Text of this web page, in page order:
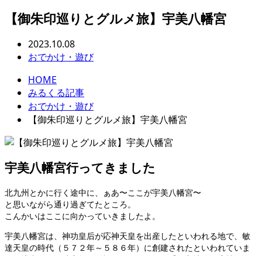
【御朱印巡りとグルメ旅】宇美八幡宮
2023.10.08
おでかけ・遊び
HOME
みるくる記事
おでかけ・遊び
【御朱印巡りとグルメ旅】宇美八幡宮
宇美八幡宮行ってきました
北九州とかに行く途中に、ぁあ〜ここが宇美八幡宮〜
と思いながら通り過ぎてたところ。
こんかいはここに向かっていきましたよ。
宇美八幡宮は、神功皇后が応神天皇を出産したといわれる地で、敏
達天皇の時代（５７２年～５８６年）に創建されたといわれていま